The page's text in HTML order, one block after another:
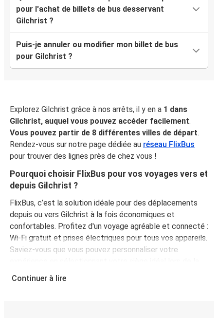
pour l'achat de billets de bus desservant
Gilchrist ?
Puis-je annuler ou modifier mon billet de bus
pour Gilchrist ?
Explorez Gilchrist grâce à nos arrêts, il y en a 1 dans
Gilchrist, auquel vous pouvez accéder facilement.
Vous pouvez partir de 8 différentes villes de départ.
Rendez-vous sur notre page dédiée au réseau FlixBus
pour trouver des lignes près de chez vous !
Pourquoi choisir FlixBus pour vos voyages vers et
depuis Gilchrist ?
FlixBus, c’est la solution idéale pour des déplacements
depuis ou vers Gilchrist à la fois économiques et
confortables. Profitez d'un voyage agréable et connecté :
Wi-Fi gratuit et prises électriques pour tous vos appareils.
Saviez-vous que vous pouvez personnaliser votre
réservation ? Et saviez-vous aussi que votre billet
Continuer à lire